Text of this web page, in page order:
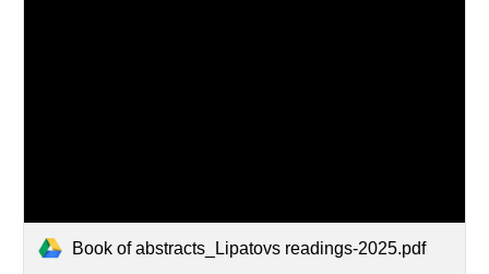
Book of abstracts_Lipatovs readings-2025.pdf